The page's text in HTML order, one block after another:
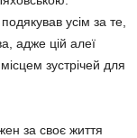
усім за те,
адже цій алеї
зустрічей для
за своє життя